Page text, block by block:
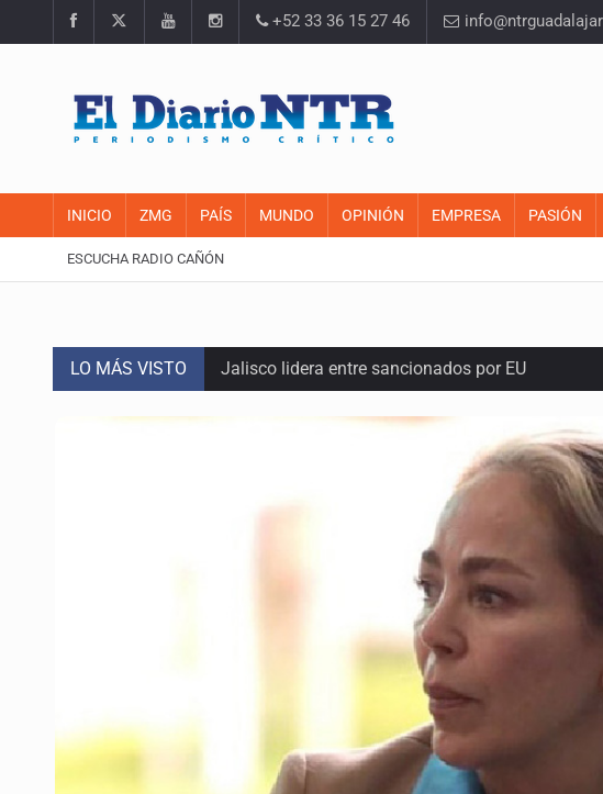
+52 33 36 15 27 46
INICIO ZMG PAÍS MUNDO OPINIÓN EMPRESA PASIÓN
ESCUCHA RADIO CAÑÓN
LO MÁS VISTO Jalisco lidera entre sancionados por EU
Avalan rebaja del Siapa para 203 colonias
Realizan primera boda de personas sordas en
Entrega apoyos a afectados por lluvias en
Accidentes resaltan en causas de muerte
Llaman a mantener legado de Alcalde
Concierto patrio costará 32.9 mdp
Instalan señalética en el Ávila Camacho
Ca7riel y Paco conquistan México
Quinto Patio